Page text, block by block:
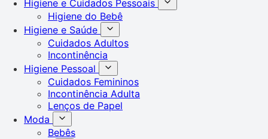
Higiene e Cuidados Pessoais
Higiene do Bebê
Higiene e Saúde
Cuidados Adultos
Incontinência
Higiene Pessoal
Cuidados Femininos
Incontinência Adulta
Lenços de Papel
Moda
Bebês